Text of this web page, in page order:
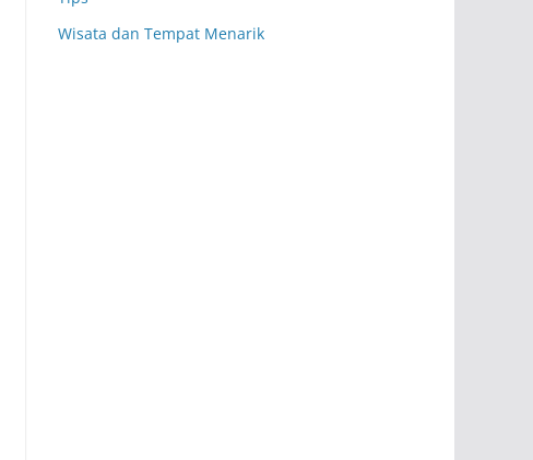
Wisata dan Tempat Menarik